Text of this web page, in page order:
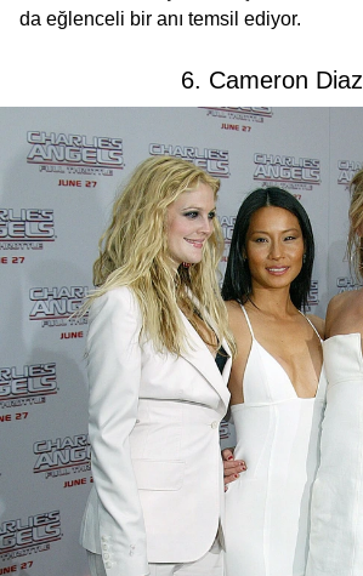
da eğlenceli bir anı temsil ediyor.
6. Cameron Diaz